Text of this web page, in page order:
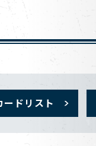
ードリスト